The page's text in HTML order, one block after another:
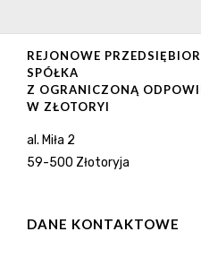
REJONOWE
SPÓŁKA
Z OGRANICZONĄ
W ZŁOTORYI
al. Miła 2
59-500 Złotoryja
DANE KONTAKTOWE